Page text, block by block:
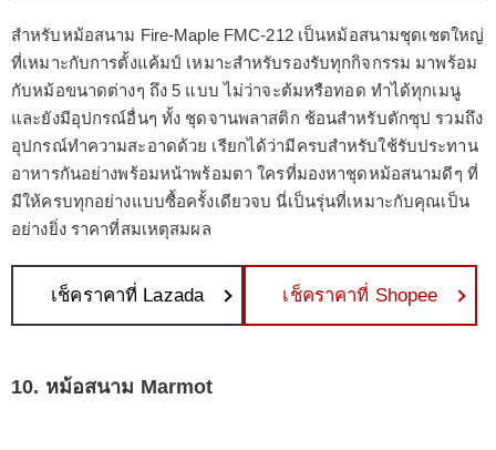
สำหรับหม้อสนาม Fire-Maple FMC-212 เป็นหม้อสนามชุดเชตใหญ่
ที่เหมาะกับการตั้งแค้มป์ เหมาะสำหรับรองรับทุกกิจกรรม มาพร้อม
กับหม้อขนาดต่างๆ ถึง 5 แบบ ไม่ว่าจะต้มหรือทอด ทำได้ทุกเมนู
และยังมีอุปกรณ์อื่นๆ ทั้ง ชุดจานพลาสติก ช้อนสำหรับตักซุป รวมถึง
อุปกรณ์ทำความสะอาดด้วย เรียกได้ว่ามีครบสำหรับใช้รับประทาน
อาหารกันอย่างพร้อมหน้าพร้อมตา ใครที่มองหาชุดหม้อสนามดีๆ ที่
มีให้ครบทุกอย่างแบบซื้อครั้งเดียวจบ นี่เป็นรุ่นที่เหมาะกับคุณเป็น
อย่างยิ่ง ราคาที่สมเหตุสมผล
เช็คราคาที่ Lazada เช็คราคาที่ Shopee
10. หม้อสนาม Marmot